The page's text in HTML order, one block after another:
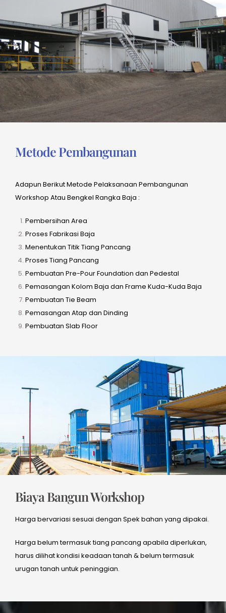
Metode Pembangunan
Adapun Berikut Metode Pelaksanaan Pembangunan
Workshop Atau Bengkel Rangka Baja :
Pembersihan Area
Proses Fabrikasi Baja
Menentukan Titik Tiang Pancang
Proses Tiang Pancang
Pembuatan Pre-Pour Foundation dan Pedestal
Pemasangan Kolom Baja dan Frame Kuda-Kuda Baja
Pembuatan Tie Beam
Pemasangan Atap dan Dinding
Pembuatan Slab Floor
Biaya Bangun Workshop
Harga bervariasi sesuai dengan Spek bahan yang dipakai.
Harga belum termasuk tiang pancang apabila diperlukan,
harus dilihat kondisi keadaan tanah & belum termasuk
urugan tanah untuk peninggian.